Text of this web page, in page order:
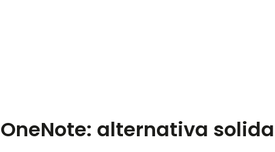
OneNote: alternativa